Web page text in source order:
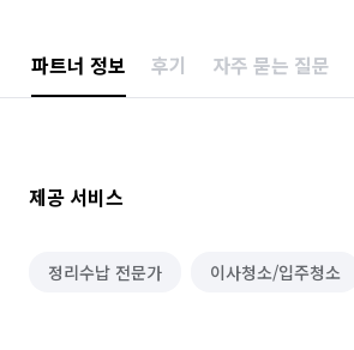
파트너 정보 후기 자주 묻는 질문
제공 서비스
정리수납 전문가 이사청소/입주청소